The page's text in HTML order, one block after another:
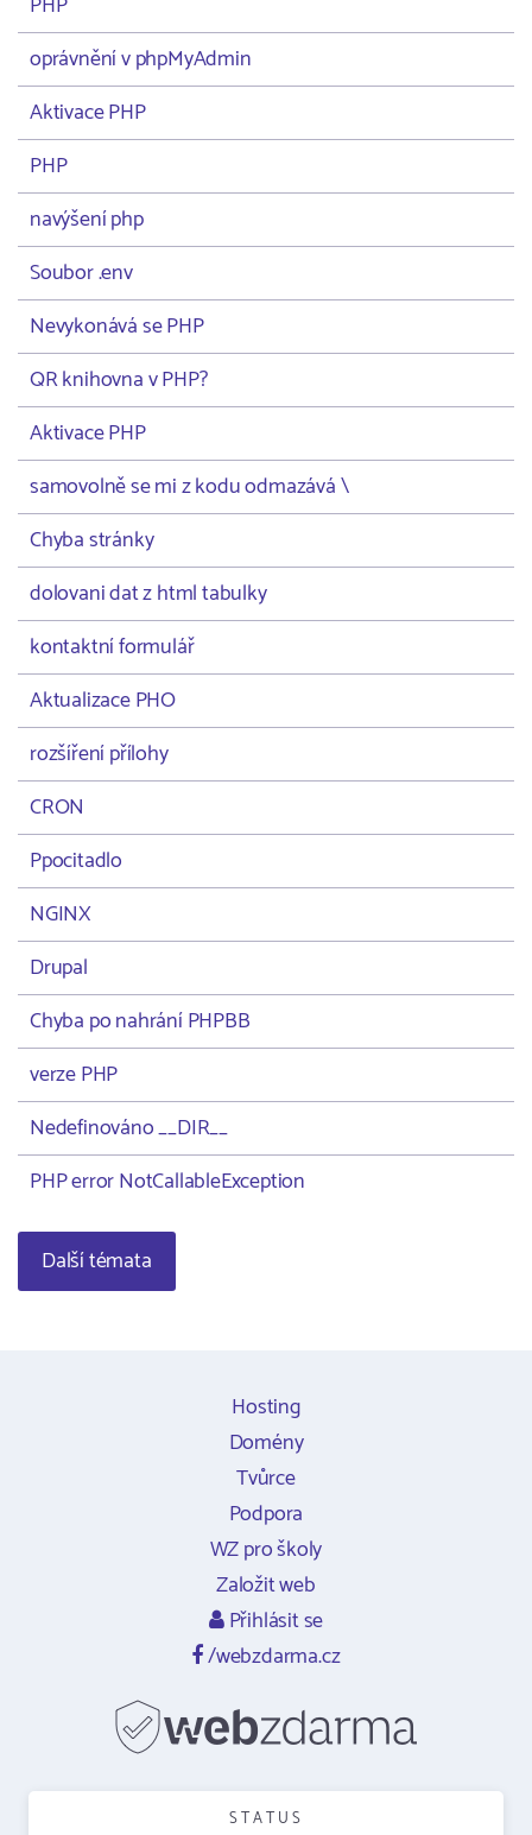
oprávnění v phpMyAdmin
Aktivace PHP
PHP
navýšení php
Soubor .env
Nevykonává se PHP
QR knihovna v PHP?
Aktivace PHP
samovolně se mi z kodu odmazává \
Chyba stránky
dolovani dat z html tabulky
kontaktní formulář
Aktualizace PHO
rozšíření přílohy
CRON
Ppocitadlo
NGINX
Drupal
Chyba po nahrání PHPBB
verze PHP
Nedefinováno __DIR__
PHP error NotCallableException
Další témata
Hosting
Domény
Tvůrce
Podpora
WZ pro školy
Založit web
Přihlásit se
/webzdarma.cz
STATUS